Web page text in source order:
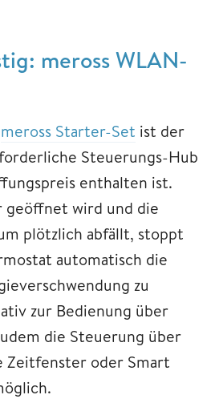
meross WLAN-
meross Starter-Set ist der
Steuerungs-Hub
enthalten ist.
geöffnet wird und die
plötzlich abfällt, stoppt
automatisch die
zu
zur Bedienung über
die Steuerung über
oder Smart